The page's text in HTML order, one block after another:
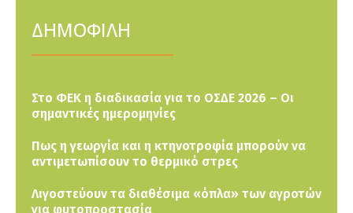
ΔΗΜΟΦΙΛΗ
Στο ΦΕΚ η διαδικασία για το ΟΣΔΕ 2026 – Οι
σημαντικές ημερομηνίες
Πως η γεωργία και η κτηνοτροφία μπορούν να
αντιμετωπίσουν το θερμικό στρες
Λιγοστεύουν τα διαθέσιμα «όπλα» των αγροτών
για φυτοπροστασία